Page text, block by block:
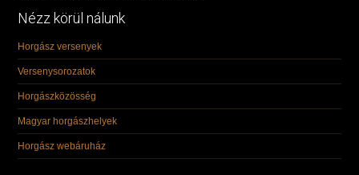
Nézz körül nálunk
Horgász versenyek
Versenysorozatok
Horgászközösség
Magyar horgászhelyek
Horgász webáruház